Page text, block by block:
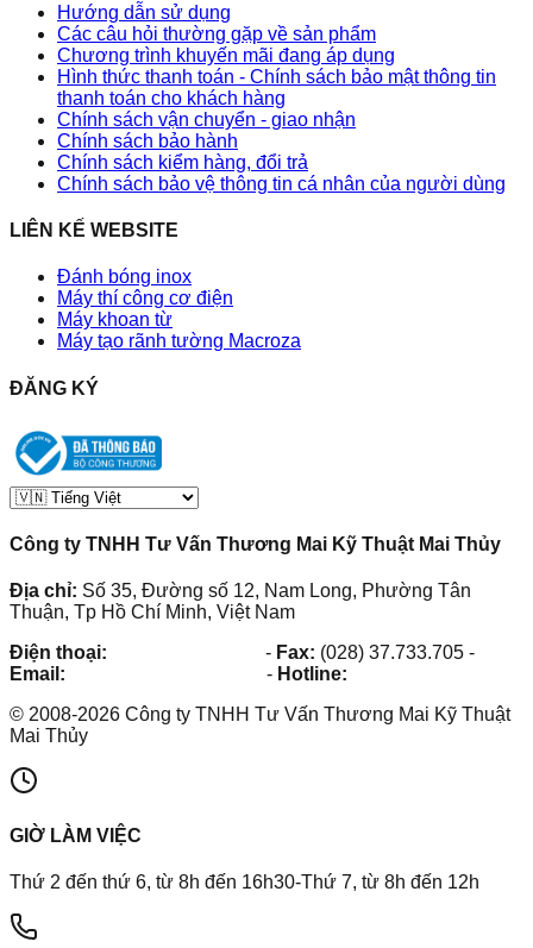
Hướng dẫn sử dụng
Các câu hỏi thường gặp về sản phẩm
Chương trình khuyến mãi đang áp dụng
Hình thức thanh toán - Chính sách bảo mật thông tin
thanh toán cho khách hàng
Chính sách vận chuyển - giao nhận
Chính sách bảo hành
Chính sách kiểm hàng, đổi trả
Chính sách bảo vệ thông tin cá nhân của người dùng
LIÊN KẾ WEBSITE
Đánh bóng inox
Máy thí công cơ điện
Máy khoan từ
Máy tạo rãnh tường Macroza
ĐĂNG KÝ
Công ty TNHH Tư Vấn Thương Mai Kỹ Thuật Mai Thủy
Địa chỉ: Số 35, Đường số 12, Nam Long, Phường Tân
Thuận, Tp Hồ Chí Minh, Việt Nam
Điện thoại:
- Fax: (028) 37.733.705 -
Email:
- Hotline:
© 2008-2026 Công ty TNHH Tư Vấn Thương Mai Kỹ Thuật
Mai Thủy
GIỜ LÀM VIỆC
Thứ 2 đến thứ 6, từ 8h đến 16h30-Thứ 7, từ 8h đến 12h